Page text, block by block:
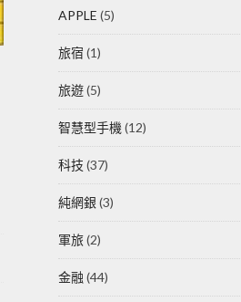
APPLE (5)
旅宿 (1)
旅遊(5)
智慧型手機 (12)
科技 (37)
純網銀 (3)
軍旅(2)
金融 (44)